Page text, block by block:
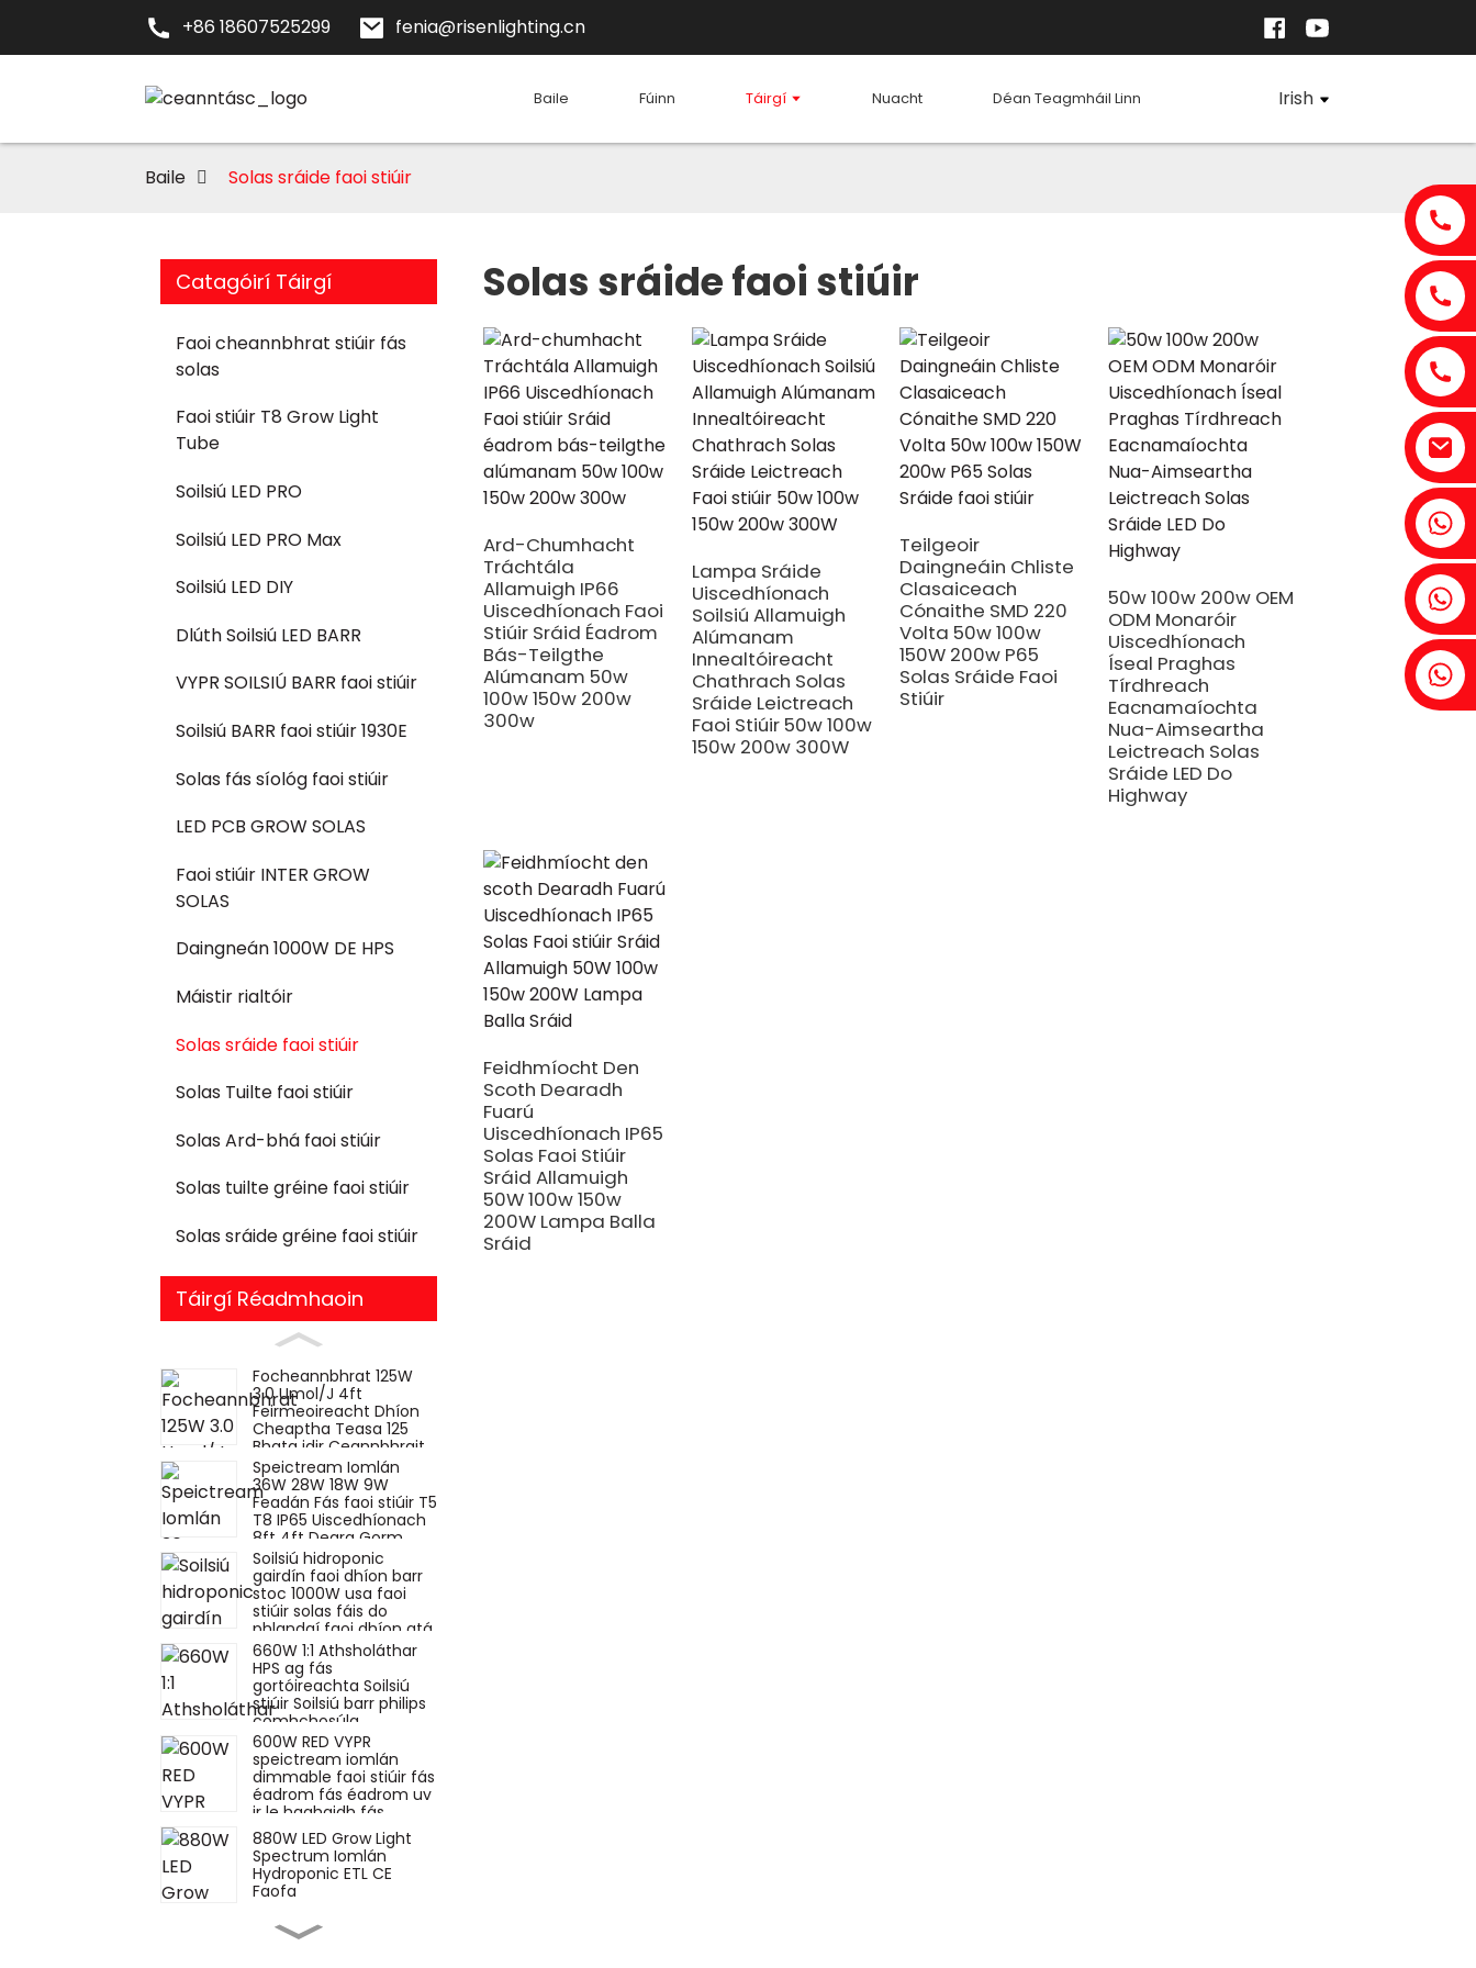
+86 18607525299 fenia@risenlighting.cn
Baile Fúinn Táirgí Nuacht Déan Teagmháil Linn Irish
Fenia:+86 18607525299
Eidhneán: +86 18607522355
Tóibín: +86 18818667168
Baile Solas sráide faoi stiúir
Catagóirí Táirgí
Faoi cheannbhrat stiúir fás
solas
Faoi stiúir T8 Grow Light
Tube
Soilsiú LED PRO
Soilsiú LED PRO Max
Soilsiú LED DIY
Dlúth Soilsiú LED BARR
VYPR SOILSIÚ BARR faoi stiúir
Soilsiú BARR faoi stiúir 1930E
Solas fás síológ faoi stiúir
LED PCB GROW SOLAS
Faoi stiúir INTER GROW
SOLAS
Daingneán 1000W DE HPS
Máistir rialtóir
Solas sráide faoi stiúir
Solas Tuilte faoi stiúir
Solas Ard-bhá faoi stiúir
Solas tuilte gréine faoi stiúir
Solas sráide gréine faoi stiúir
Táirgí Réadmhaoin
Focheannbhrat 125W
3.0 Umol/J 4ft
Feirmeoireacht Dhíon
Cheaptha Teasa 125
Bhata idir Ceannbhrait
Soilse Fáis LED
Speictream Iomlán
36W 28W 18W 9W
Feadán Fás faoi stiúir T5
T8 IP65 Uiscedhíonach
8ft 4ft Dearg Gorm
Soilsiú hidroponic
gairdín faoi dhíon barr
stoc 1000W usa faoi
stiúir solas fáis do
phlandaí faoi dhíon atá
ag fás
660W 1:1 Athsholáthar
HPS ag fás
gortóireachta Soilsiú
stiúir Soilsiú barr philips
comhchosúla
600W RED VYPR
speictream iomlán
dimmable faoi stiúir fás
éadrom fás éadrom uv
ir le haghaidh fás
plandaí hidroponic
líofacht comhchosúil
880W LED Grow Light
Spectrum Iomlán
Hydroponic ETL CE
Faofa
Barrshoilsiú
athsholáthair 660W
Solas sráide faoi stiúir
Ard-Chumhacht
Tráchtála
Allamuigh IP66
Uiscedhíonach Faoi
Stiúir Sráid Éadrom
Bás-Teilgthe
Alúmanam 50w
100w 150w 200w
300w
Lampa Sráide
Uiscedhíonach
Soilsiú Allamuigh
Alúmanam
Innealtóireacht
Chathrach Solas
Sráide Leictreach
Faoi Stiúir 50w 100w
150w 200w 300W
Teilgeoir
Daingneáin Chliste
Clasaiceach
Cónaithe SMD 220
Volta 50w 100w
150W 200w P65
Solas Sráide Faoi
Stiúir
50w 100w 200w OEM
ODM Monaróir
Uiscedhíonach
Íseal Praghas
Tírdhreach
Eacnamaíochta
Nua-Aimseartha
Leictreach Solas
Sráide LED Do
Highway
Feidhmíocht Den
Scoth Dearadh
Fuarú
Uiscedhíonach IP65
Solas Faoi Stiúir
Sráid Allamuigh
50W 100w 150w
200W Lampa Balla
Sráid